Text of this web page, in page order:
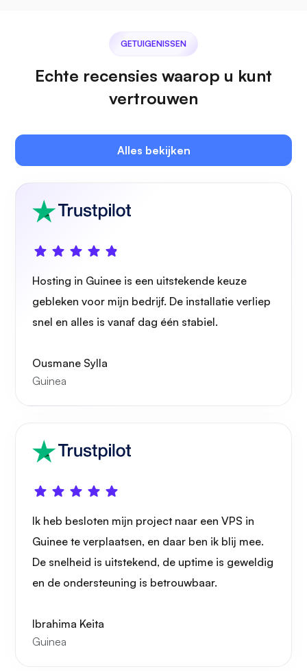
Eigen cast
Draadbeschermer
GETUIGENISSEN
Echte recensies waarop u kunt
vertrouwen
Alles bekijken
Hosting in Guinee is een uitstekende keuze
gebleken voor mijn bedrijf. De installatie verliep
snel en alles is vanaf dag één stabiel.
Ousmane Sylla
Guinea
Ik heb besloten mijn project naar een VPS in
Guinee te verplaatsen, en daar ben ik blij mee.
De snelheid is uitstekend, de uptime is geweldig
en de ondersteuning is betrouwbaar.
Ibrahima Keita
Guinea